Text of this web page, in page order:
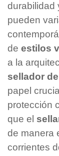
durabilidad
pueden
de estilos
a la
sellador
papel
protección
que el
de manera
corrientes